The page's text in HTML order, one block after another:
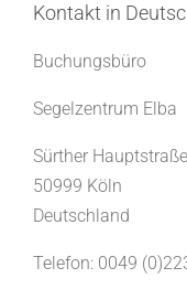
Kontakt in
Buchungsbüro
Segelzentrum Elba
Sürther
50999 Köln
Deutschland
Telefon: 0049